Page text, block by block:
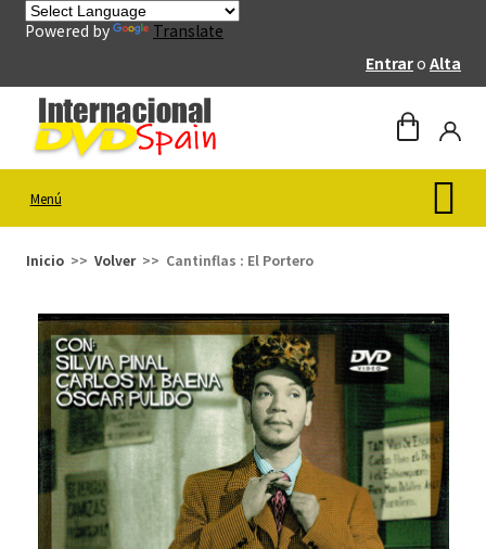
Powered by
Translate
Entraro Alta
Menú
Inicio Volver Cantinflas : El Portero